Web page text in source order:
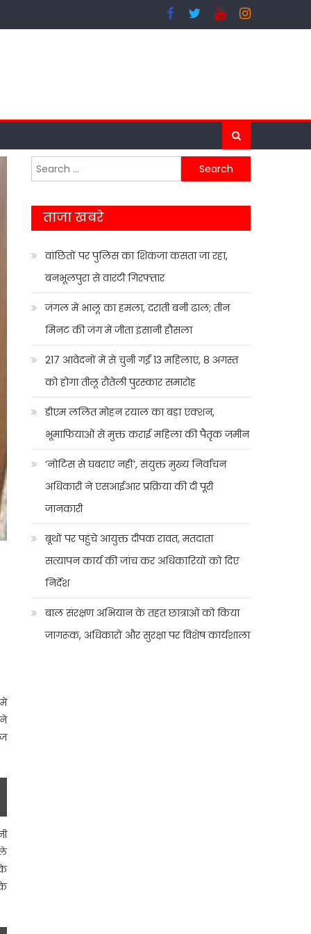
Search
for:
ताजा खबरे
वांछितों पर पुलिस का शिकंजा कसता जा रहा,
बनभूलपुरा से वारंटी गिरफ्तार
जंगल में भालू का हमला, दराती बनी ढाल; तीन
मिनट की जंग में जीता इंसानी हौसला
217 आवेदनों में से चुनी गईं 13 महिलाएं, 8 अगस्त
को होगा तीलू रौतेली पुरस्कार समारोह
डीएम ललित मोहन रयाल का बड़ा एक्शन,
भूमाफियाओं से मुक्त कराई महिला की पैतृक जमीन
‘नोटिस से घबराएं नहीं’, संयुक्त मुख्य निर्वाचन
अधिकारी ने एसआईआर प्रक्रिया की दी पूरी
जानकारी
बूथों पर पहुंचे आयुक्त दीपक रावत, मतदाता
सत्यापन कार्य की जांच कर अधिकारियों को दिए
निर्देश
बाल संरक्षण अभियान के तहत छात्राओं को किया
जागरूक, अधिकारों और सुरक्षा पर विशेष कार्यशाला